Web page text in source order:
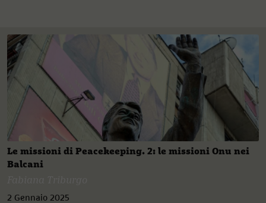
Le missioni di Peacekeeping. 2: le missioni Onu nei
Balcani
2 Gennaio 2025